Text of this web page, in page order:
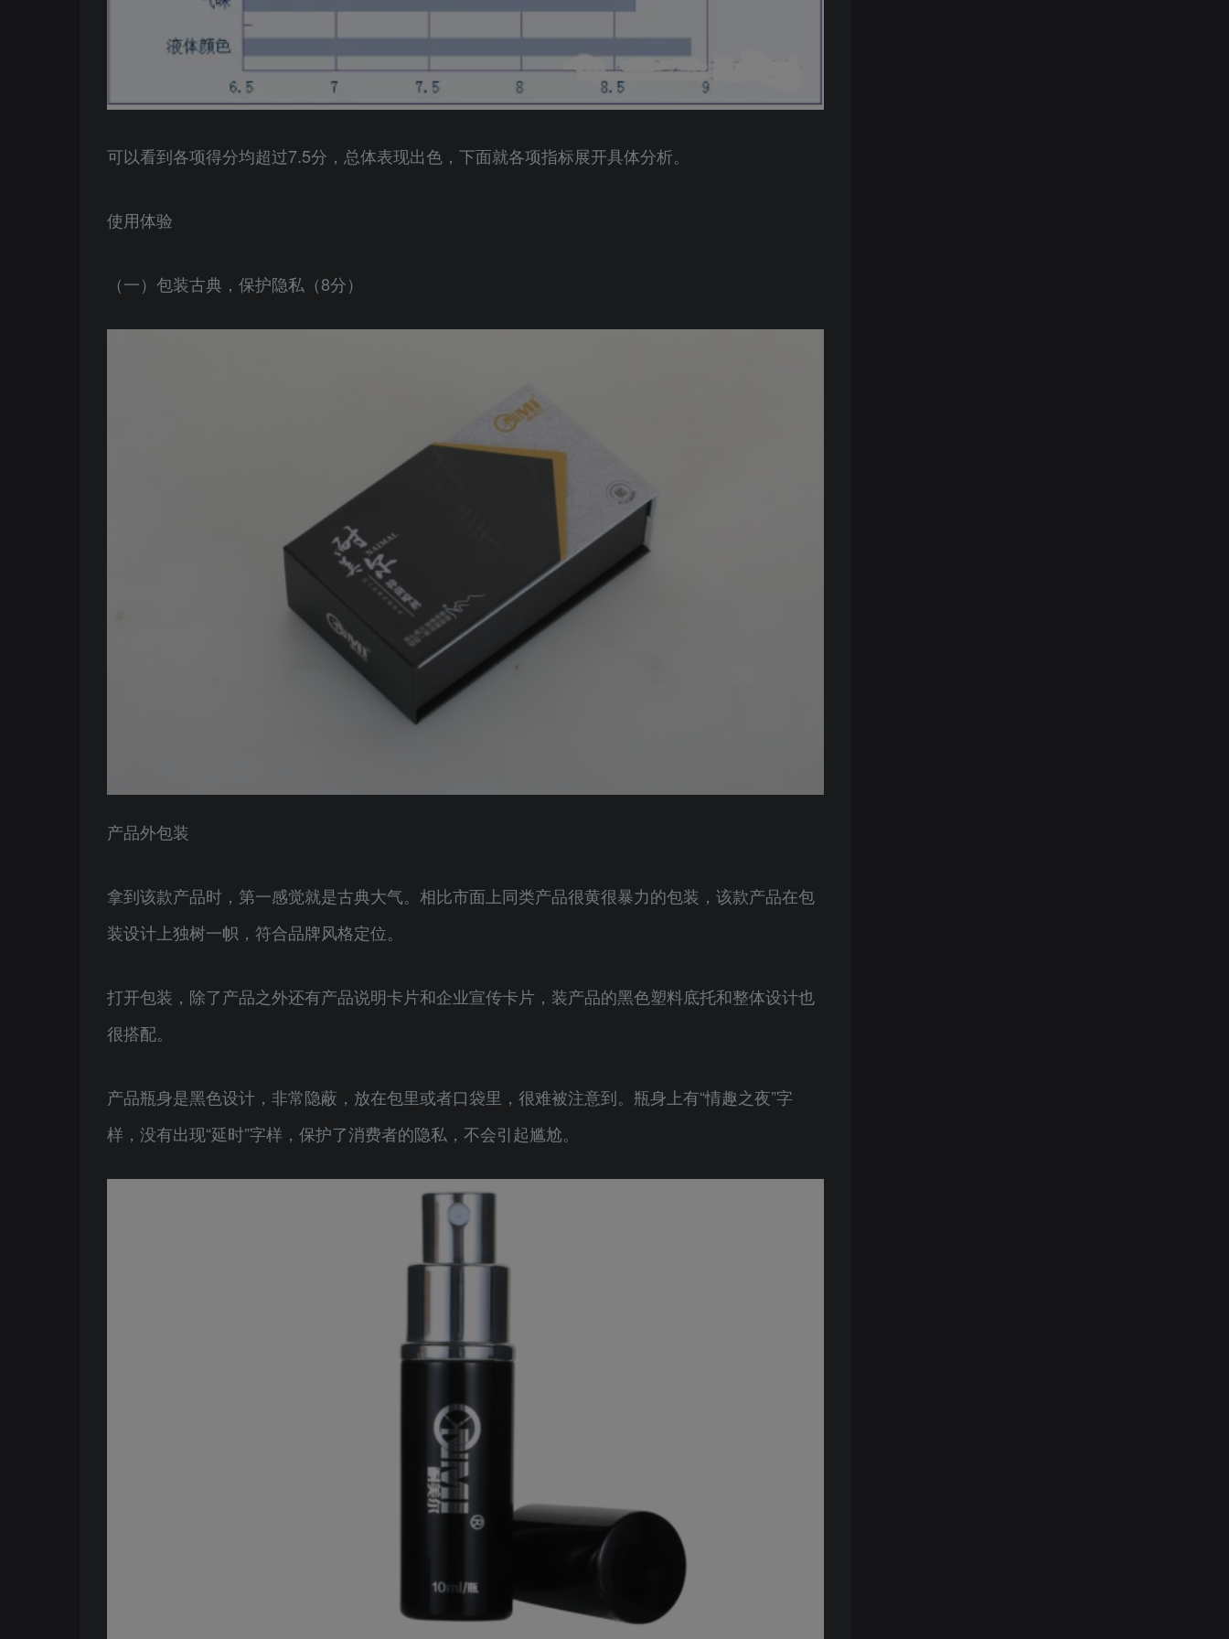
可以看到各项得分均超过7.5分，总体表现出色，下面就各项指标展开具体分析。
使用体验
（一）包装古典，保护隐私（8分）
产品外包装
拿到该款产品时，第一感觉就是古典大气。相比市面上同类产品很黄很暴力的包装，该款产品在包
装设计上独树一帜，符合品牌风格定位。
打开包装，除了产品之外还有产品说明卡片和企业宣传卡片，装产品的黑色塑料底托和整体设计也
很搭配。
产品瓶身是黑色设计，非常隐蔽，放在包里或者口袋里，很难被注意到。瓶身上有“情趣之夜”字
样，没有出现“延时”字样，保护了消费者的隐私，不会引起尴尬。